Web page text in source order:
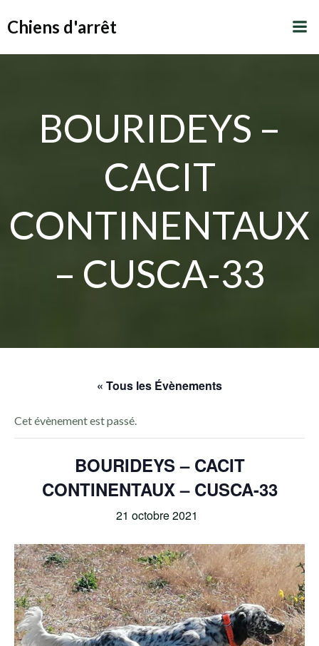
Chiens d'arrêt
BOURIDEYS –
CACIT
CONTINENTAUX
– CUSCA-33
« Tous les Évènements
Cet évènement est passé.
BOURIDEYS – CACIT
CONTINENTAUX – CUSCA-33
21 octobre 2021